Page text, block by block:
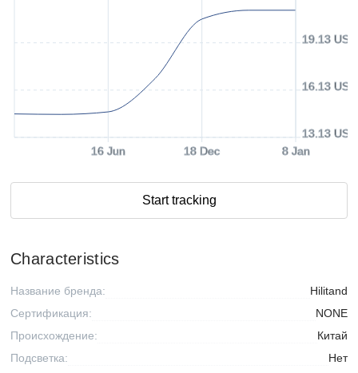
16 Jun 18 Dec 8 Jan
13.13 USD
16.13 USD
19.13 USD
Start tracking
Characteristics
Название бренда:
Hilitand
Сертификация:
NONE
Происхождение:
Китай
Подсветка:
Нет